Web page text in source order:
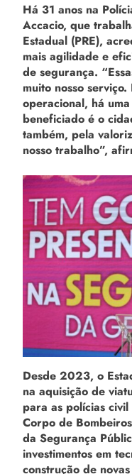
Há 31 anos na
Accacio, que
Estadual (PRE),
mais agilidade e
de segurança.
muito nosso
operacional, há
beneficiado é o
também, pela
nosso trabalho”,
Desde 2023, o
na aquisição de
para as polícias
Corpo de
da Segurança
investimentos em
construção de